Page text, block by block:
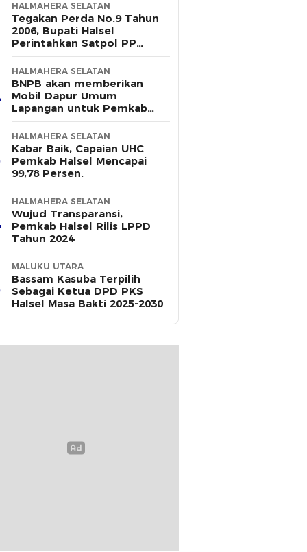
HALMAHERA SELATAN
Tegakan Perda No.9 Tahun
2006, Bupati Halsel
Perintahkan Satpol PP
Terus Gelar Razia
HALMAHERA SELATAN
BNPB akan memberikan
Mobil Dapur Umum
Lapangan untuk Pemkab
Halsel
HALMAHERA SELATAN
Kabar Baik, Capaian UHC
Pemkab Halsel Mencapai
99,78 Persen.
HALMAHERA SELATAN
Wujud Transparansi,
Pemkab Halsel Rilis LPPD
Tahun 2024
MALUKU UTARA
Bassam Kasuba Terpilih
Sebagai Ketua DPD PKS
Halsel Masa Bakti 2025-2030